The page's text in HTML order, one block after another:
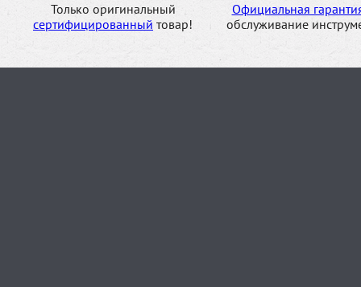
Только оригинальный
сертифицированный товар!
Официальная
обслуживание